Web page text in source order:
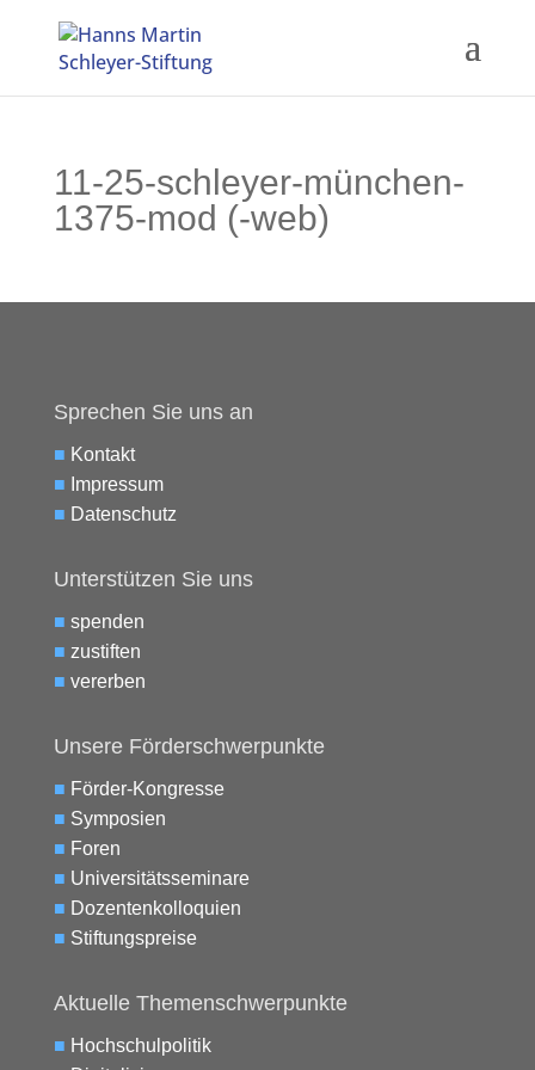
11-25-schleyer-münchen-
1375-mod (-web)
Sprechen Sie uns an
■ Kontakt
■ Impressum
■ Datenschutz
Unterstützen Sie uns
■ spenden
■ zustiften
■ vererben
Unsere Förderschwerpunkte
■ Förder-Kongresse
■ Symposien
■ Foren
■ Universitätsseminare
■ Dozentenkolloquien
■ Stiftungspreise
Aktuelle Themenschwerpunkte
■ Hochschulpolitik